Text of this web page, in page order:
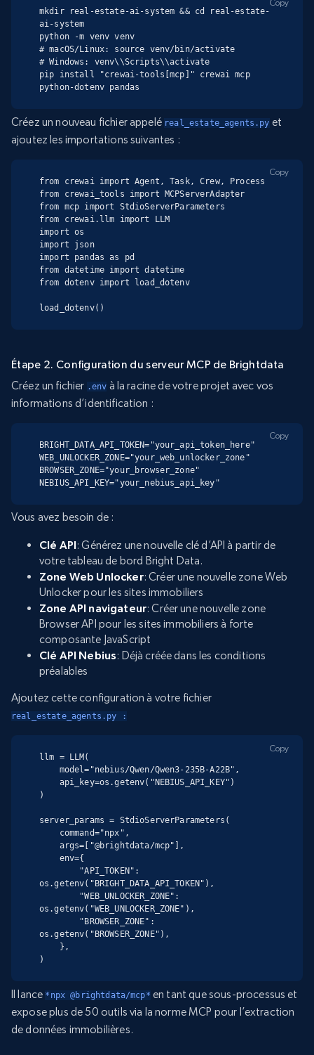
mkdir real-estate-ai-system && cd real-estate-
ai-system
python -m venv venv
# macOS/Linux: source venv/bin/activate
# Windows: venv\\Scripts\\activate
pip install "crewai-tools[mcp]" crewai mcp
python-dotenv pandas
Copy
Créez un nouveau fichier appelé real_estate_agents.py et
ajoutez les importations suivantes :
from crewai import Agent, Task, Crew, Process
from crewai_tools import MCPServerAdapter
from mcp import StdioServerParameters
from crewai.llm import LLM
import os
import json
import pandas as pd
from datetime import datetime
from dotenv import load_dotenv
load_dotenv()
Copy
Étape 2. Configuration du serveur MCP de Brightdata
Créez un fichier .env à la racine de votre projet avec vos
informations d’identification :
BRIGHT_DATA_API_TOKEN="your_api_token_here"
WEB_UNLOCKER_ZONE="your_web_unlocker_zone"
BROWSER_ZONE="your_browser_zone"
NEBIUS_API_KEY="your_nebius_api_key"
Copy
Vous avez besoin de :
Clé API: Générez une nouvelle clé d’API à partir de
votre tableau de bord Bright Data.
Zone Web Unlocker: Créer une nouvelle zone Web
Unlocker pour les sites immobiliers
Zone API navigateur: Créer une nouvelle zone
Browser API pour les sites immobiliers à forte
composante JavaScript
Clé API Nebius: Déjà créée dans les conditions
préalables
Ajoutez cette configuration à votre fichier
real_estate_agents.py :
llm = LLM(
)
server_params = StdioServerParameters(
os.getenv("BRIGHT_DATA_API_TOKEN"),
os.getenv("WEB_UNLOCKER_ZONE"),
os.getenv("BROWSER_ZONE"),
)
Copy
Il lance *npx @brightdata/mcp*en tant que sous-processus et
expose plus de 50 outils via la norme MCP pour l’extraction
de données immobilières.